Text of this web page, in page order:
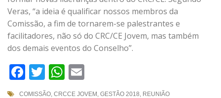
Veras, “a ideia é qualificar nossos membros da
Comissão, a fim de tornarem-se palestrantes e
facilitadores, não só do CRC/CE Jovem, mas também
dos demais eventos do Conselho”.
Facebook
TwitterWhatsApp
COMISSÃO, CRCCE JOVEM , GESTÃO 2018, REUNIÃO